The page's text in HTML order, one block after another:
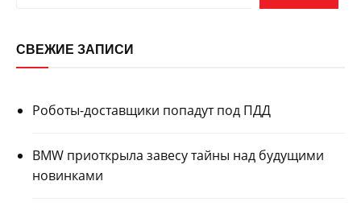
СВЕЖИЕ ЗАПИСИ
Роботы-доставщики попадут под ПДД
BMW приоткрыла завесу тайны над будущими
новинками